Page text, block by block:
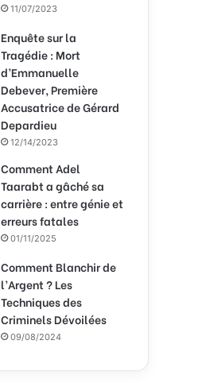
11/07/2023
Enquête sur la
Tragédie : Mort
d’Emmanuelle
Debever, Première
Accusatrice de Gérard
Depardieu
12/14/2023
Comment Adel
Taarabt a gâché sa
carrière : entre génie et
erreurs fatales
01/11/2025
Comment Blanchir de
l’Argent ? Les
Techniques des
Criminels Dévoilées
09/08/2024